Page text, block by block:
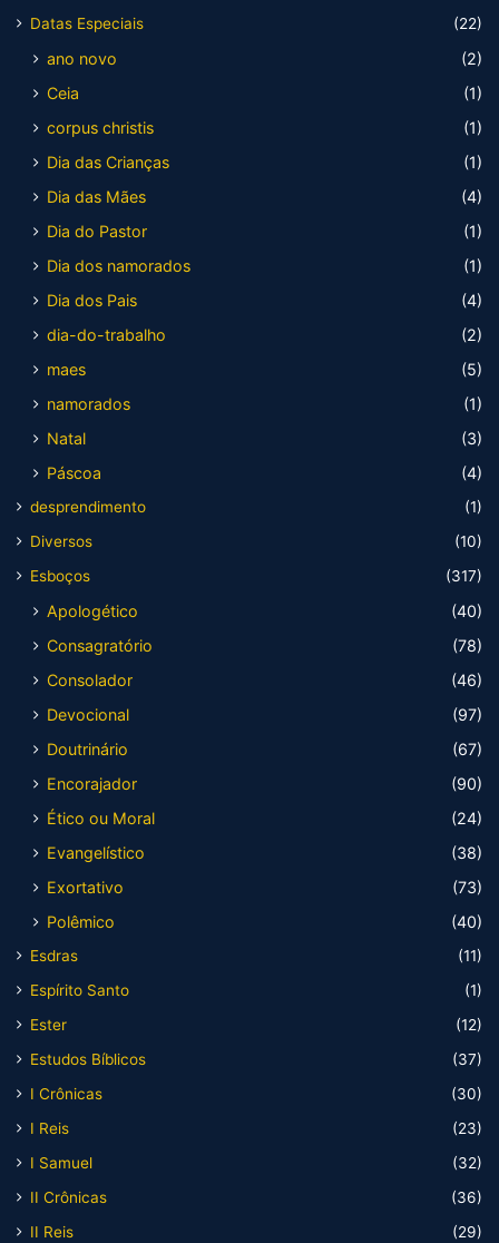
Datas Especiais (22)
ano novo
(2)
Ceia
(1)
corpus christis
(1)
Dia das Crianças
(1)
Dia das Mães
(4)
Dia do Pastor
(1)
Dia dos namorados
(1)
Dia dos Pais
(4)
dia-do-trabalho
(2)
maes
(5)
namorados
(1)
Natal
(3)
Páscoa
(4)
desprendimento
(1)
Diversos
(10)
Esboços
(317)
Apologético
(40)
Consagratório
(78)
Consolador
(46)
Devocional
(97)
Doutrinário
(67)
Encorajador
(90)
Ético ou Moral
(24)
Evangelístico
(38)
Exortativo
(73)
Polêmico
(40)
Esdras
(11)
Espírito Santo
(1)
Ester
(12)
Estudos Bíblicos
(37)
I Crônicas
(30)
I Reis
(23)
I Samuel
(32)
II Crônicas
(36)
II Reis
(29)